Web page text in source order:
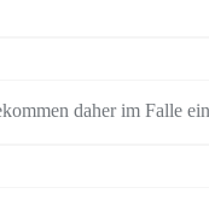
daher im Falle